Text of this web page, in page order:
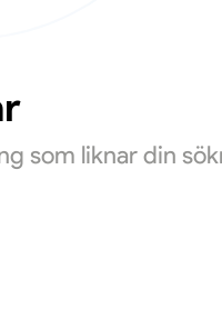
som liknar din